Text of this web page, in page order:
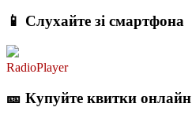
📱 Слухайте зі смартфона
RadioPlayer
🎫 Купуйте квитки онлайн